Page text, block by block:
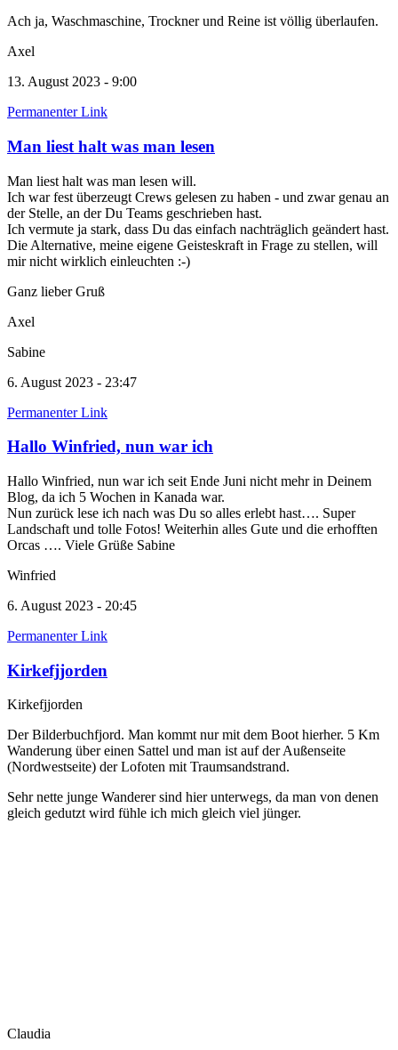
Ach ja, Waschmaschine, Trockner und Reine ist völlig überlaufen.
Axel
13. August 2023 - 9:00
Permanenter Link
Man liest halt was man lesen
Man liest halt was man lesen will.
Ich war fest überzeugt Crews gelesen zu haben - und zwar genau an
der Stelle, an der Du Teams geschrieben hast.
Ich vermute ja stark, dass Du das einfach nachträglich geändert hast.
Die Alternative, meine eigene Geisteskraft in Frage zu stellen, will
mir nicht wirklich einleuchten :-)
Ganz lieber Gruß
Axel
Sabine
6. August 2023 - 23:47
Permanenter Link
Hallo Winfried, nun war ich
Hallo Winfried, nun war ich seit Ende Juni nicht mehr in Deinem
Blog, da ich 5 Wochen in Kanada war.
Nun zurück lese ich nach was Du so alles erlebt hast…. Super
Landschaft und tolle Fotos! Weiterhin alles Gute und die erhofften
Orcas …. Viele Grüße Sabine
Winfried
6. August 2023 - 20:45
Permanenter Link
Kirkefjjorden
Kirkefjjorden
Der Bilderbuchfjord. Man kommt nur mit dem Boot hierher. 5 Km
Wanderung über einen Sattel und man ist auf der Außenseite
(Nordwestseite) der Lofoten mit Traumsandstrand.
Sehr nette junge Wanderer sind hier unterwegs, da man von denen
gleich gedutzt wird fühle ich mich gleich viel jünger.
Claudia